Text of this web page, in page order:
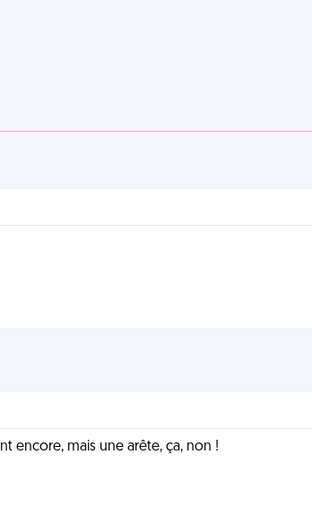
encore, mais une arête, ça, non !